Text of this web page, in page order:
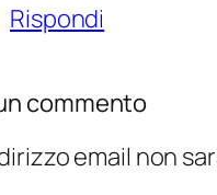
Rispondi
commento
email non